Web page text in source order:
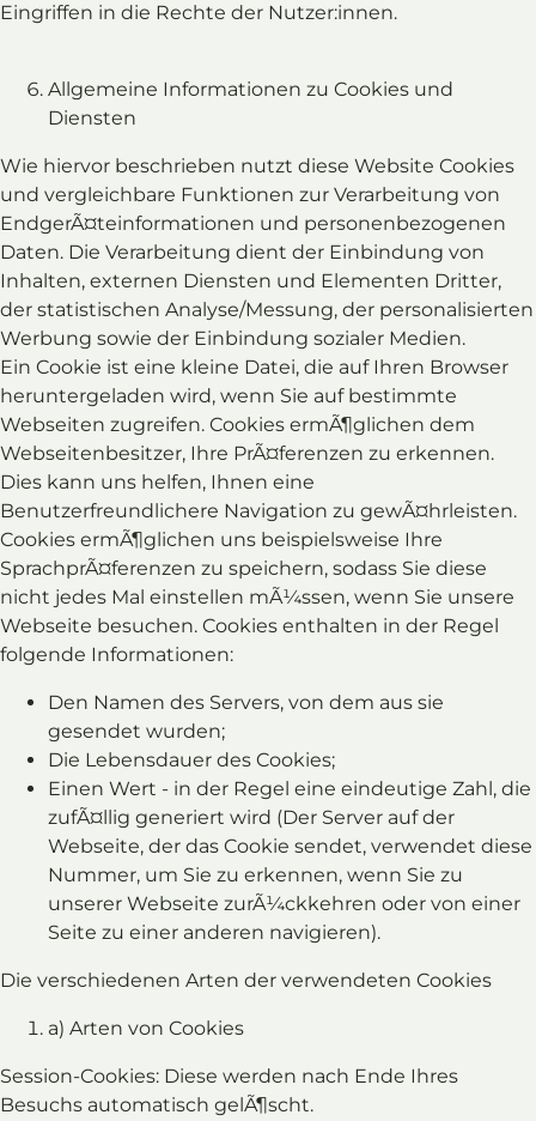
Eingriffen in die Rechte der Nutzer:innen.
Allgemeine Informationen zu Cookies und
Diensten
Wie hiervor beschrieben nutzt diese Website Cookies
und vergleichbare Funktionen zur Verarbeitung von
EndgerÃ¤teinformationen und personenbezogenen
Daten. Die Verarbeitung dient der Einbindung von
Inhalten, externen Diensten und Elementen Dritter,
der statistischen Analyse/Messung, der personalisierten
Werbung sowie der Einbindung sozialer Medien.
Ein Cookie ist eine kleine Datei, die auf Ihren Browser
heruntergeladen wird, wenn Sie auf bestimmte
Webseiten zugreifen. Cookies ermÃ¶glichen dem
Webseitenbesitzer, Ihre PrÃ¤ferenzen zu erkennen.
Dies kann uns helfen, Ihnen eine
Benutzerfreundlichere Navigation zu gewÃ¤hrleisten.
Cookies ermÃ¶glichen uns beispielsweise Ihre
SprachprÃ¤ferenzen zu speichern, sodass Sie diese
nicht jedes Mal einstellen mÃ¼ssen, wenn Sie unsere
Webseite besuchen. Cookies enthalten in der Regel
folgende Informationen:
Den Namen des Servers, von dem aus sie
gesendet wurden;
Die Lebensdauer des Cookies;
Einen Wert - in der Regel eine eindeutige Zahl, die
zufÃ¤llig generiert wird (Der Server auf der
Webseite, der das Cookie sendet, verwendet diese
Nummer, um Sie zu erkennen, wenn Sie zu
unserer Webseite zurÃ¼ckkehren oder von einer
Seite zu einer anderen navigieren).
Die verschiedenen Arten der verwendeten Cookies
a) Arten von Cookies
Session-Cookies: Diese werden nach Ende Ihres
Besuchs automatisch gelÃ¶scht.